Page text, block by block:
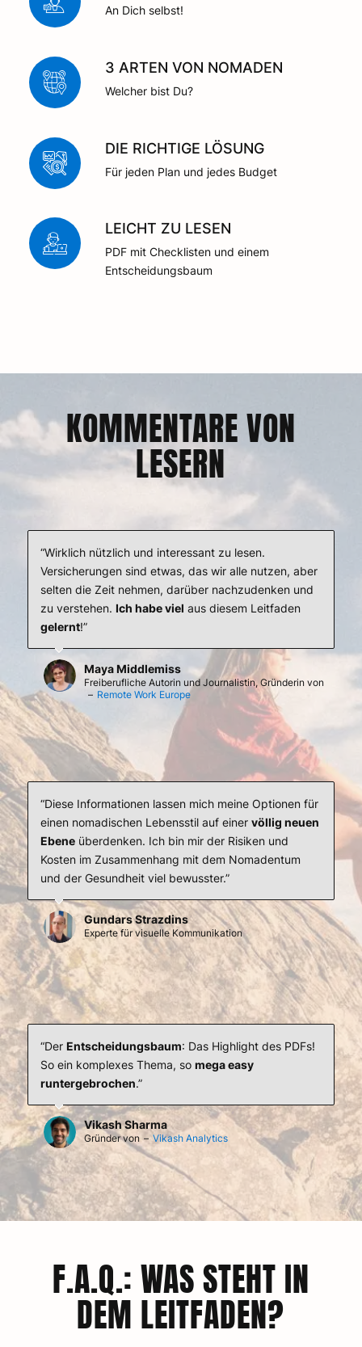
An Dich selbst!
3 ARTEN VON NOMADEN
Welcher bist Du?
DIE RICHTIGE LÖSUNG
Für jeden Plan und jedes Budget
LEICHT ZU LESEN
PDF mit Checklisten und einem
Entscheidungsbaum
KOMMENTARE VON
LESERN
“Wirklich nützlich und interessant zu lesen.
Versicherungen sind etwas, das wir alle nutzen, aber
selten die Zeit nehmen, darüber nachzudenken und
zu verstehen. Ich habe viel aus diesem Leitfaden
gelernt!”
Maya Middlemiss
Freiberufliche Autorin und Journalistin, Gründerin von
– Remote Work Europe
“Diese Informationen lassen mich meine Optionen für
einen nomadischen Lebensstil auf einer völlig neuen
Ebeneüberdenken. Ich bin mir der Risiken und
Kosten im Zusammenhang mit dem Nomadentum
und der Gesundheit viel bewusster.”
Gundars Strazdins
Experte für visuelle Kommunikation
“Der Entscheidungsbaum: Das Highlight des PDFs!
So ein komplexes Thema, so mega easy
runtergebrochen.”
Vikash Sharma
Gründer von – Vikash Analytics
F.A.Q.: WAS STEHT IN
DEM LEITFADEN?